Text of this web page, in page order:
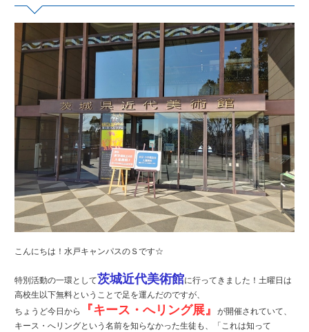
こんにちは！水戸キャンパスのＳです☆
特別活動の一環として茨城近代美術館に行ってきました！土曜日は
高校生以下無料ということで足を運んだのですが、
ちょうど今日から
『キース・へリング展』
が開催されていて、
キース・へリングという名前を知らなかった生徒も、「これは知って